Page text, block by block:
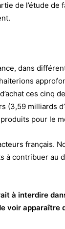
de l’étude de
dans
ces cinq
milliards
pour le
français.
à contribuer au
à interdire
voir apparaître